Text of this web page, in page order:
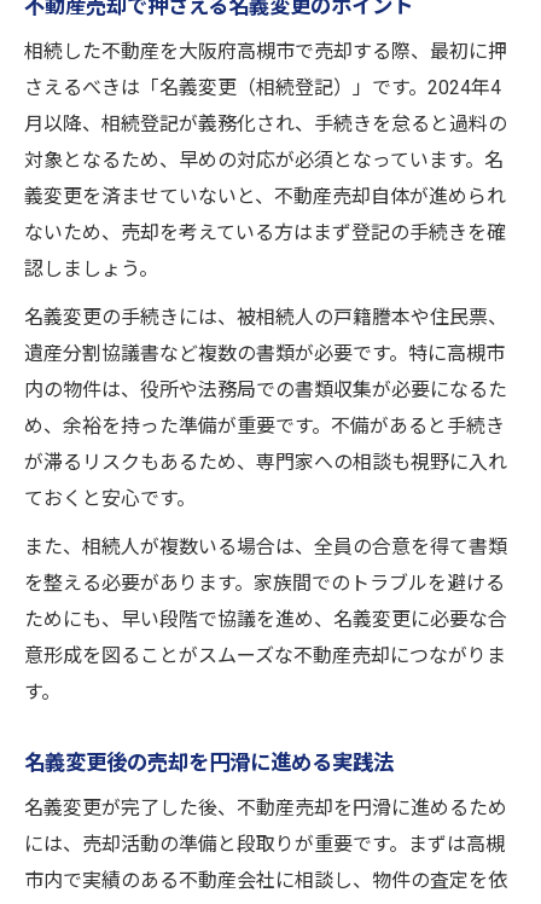
不動産売却で押さえる名義変更のポイント
相続した不動産を大阪府高槻市で売却する際、最初に押
さえるべきは「名義変更（相続登記）」です。2024年4
月以降、相続登記が義務化され、手続きを怠ると過料の
対象となるため、早めの対応が必須となっています。名
義変更を済ませていないと、不動産売却自体が進められ
ないため、売却を考えている方はまず登記の手続きを確
認しましょう。
名義変更の手続きには、被相続人の戸籍謄本や住民票、
遺産分割協議書など複数の書類が必要です。特に高槻市
内の物件は、役所や法務局での書類収集が必要になるた
め、余裕を持った準備が重要です。不備があると手続き
が滞るリスクもあるため、専門家への相談も視野に入れ
ておくと安心です。
また、相続人が複数いる場合は、全員の合意を得て書類
を整える必要があります。家族間でのトラブルを避ける
ためにも、早い段階で協議を進め、名義変更に必要な合
意形成を図ることがスムーズな不動産売却につながりま
す。
名義変更後の売却を円滑に進める実践法
名義変更が完了した後、不動産売却を円滑に進めるため
には、売却活動の準備と段取りが重要です。まずは高槻
市内で実績のある不動産会社に相談し、物件の査定を依